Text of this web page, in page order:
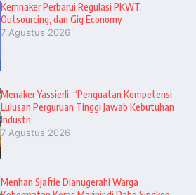
Kemnaker Perbarui Regulasi PKWT,
Outsourcing, dan Gig Economy
7 Agustus 2026
Menaker Yassierli: “Penguatan Kompetensi
Lulusan Perguruan Tinggi Jawab Kebutuhan
Industri”
7 Agustus 2026
Menhan Sjafrie Dianugerahi Warga